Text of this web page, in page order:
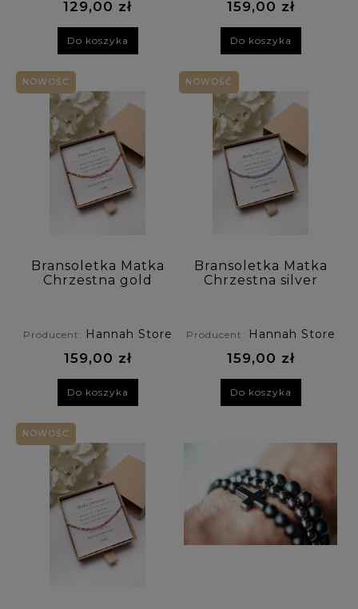
129,00 zł
Do koszyka
159,00 zł
Do koszyka
Bransoletka Matka
Chrzestna gold
Producent: Hannah Store
159,00 zł
Do koszyka
NOWOŚĆ
Bransoletka Matka
Chrzestna silver
Producent: Hannah Store
159,00 zł
Do koszyka
NOWOŚĆ
NOWOŚĆ